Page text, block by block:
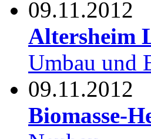
09.11.2012
Altersheim
Umbau und
09.11.2012
Biomasse-